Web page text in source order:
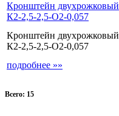
Кронштейн двухрожковый
К2-2,5-2,5-О2-0,057
Кронштейн двухрожковый
К2-2,5-2,5-О2-0,057
подробнее »»
Всего: 15